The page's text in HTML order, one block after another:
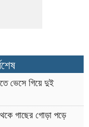
ভেসে গিয়ে দুই
গাছের গোড়া পড়ে